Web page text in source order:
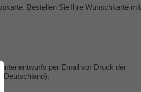
Bestellen Sie Ihre Wunschkarte mit
per Email vor Druck der
Deutschland).